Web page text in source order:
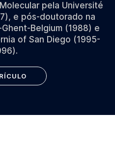
pela Université
e pós-doutorado na
Belgium (1988) e
of San Diego (1995-